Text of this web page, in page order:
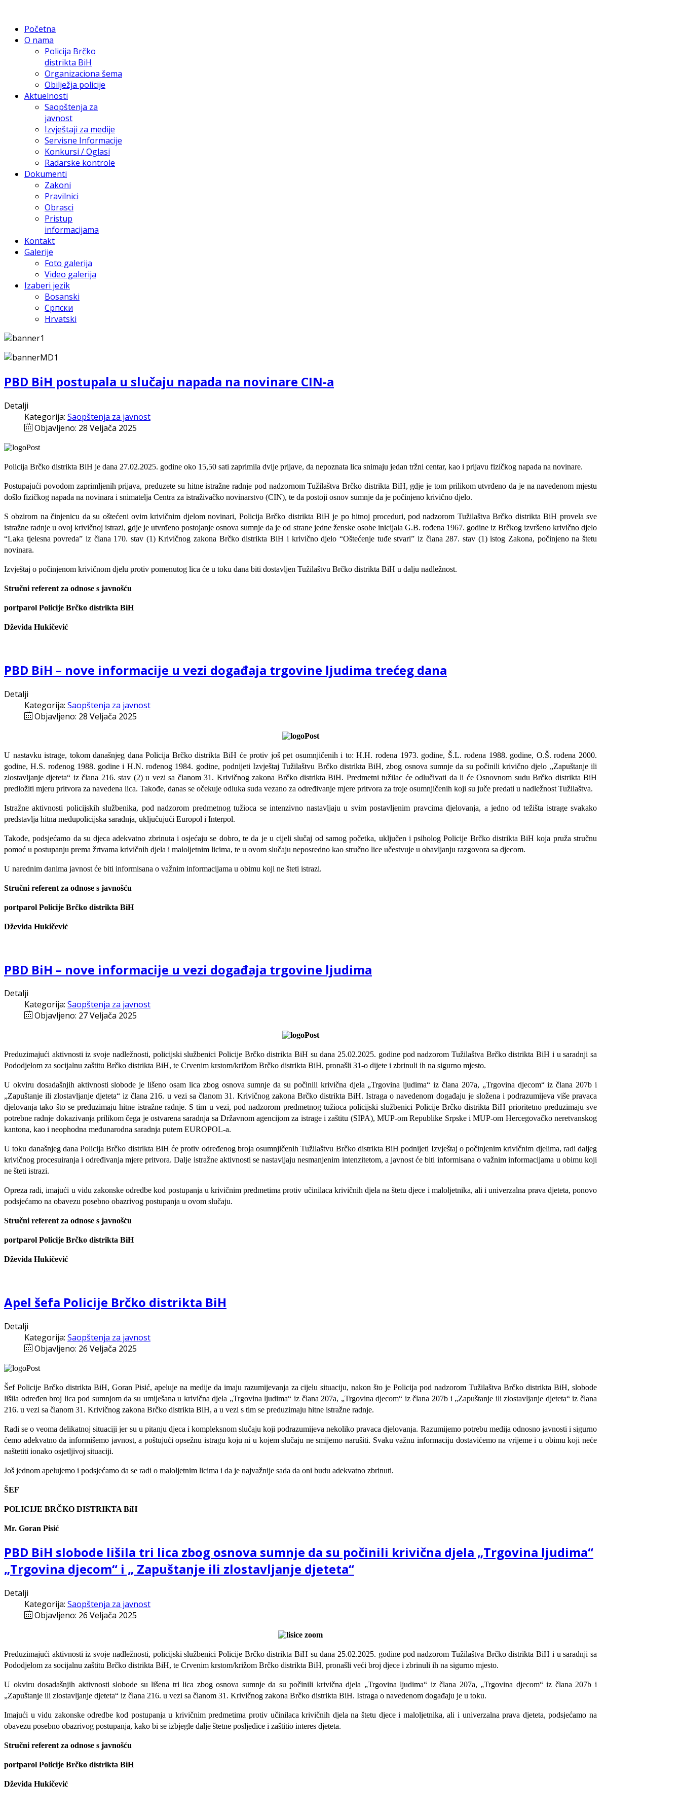
Početna
O nama
Policija Brčko
distrikta BiH
Organizaciona šema
Obilježja policije
Aktuelnosti
Saopštenja za
javnost
Izvještaji za medije
Servisne Informacije
Konkursi / Oglasi
Radarske kontrole
Dokumenti
Zakoni
Pravilnici
Obrasci
Pristup
informacijama
Kontakt
Galerije
Foto galerija
Video galerija
Izaberi jezik
Bosanski
Српски
Hrvatski
PBD BiH postupala u slučaju napada na novinare CIN-a
Detalji
Kategorija: Saopštenja za javnost
Objavljeno: 28 Veljača 2025
Policija Brčko distrikta BiH je dana 27.02.2025. godine oko 15,50 sati zaprimila dvije prijave, da nepoznata lica snimaju jedan tržni centar, kao i prijavu fizičkog napada na novinare.
Postupajući povodom zaprimljenih prijava, preduzete su hitne istražne radnje pod nadzornom Tužilaštva Brčko distrikta BiH, gdje je tom prilikom utvrđeno da je na navedenom mjestu
došlo fizičkog napada na novinara i snimatelja Centra za istraživačko novinarstvo (CIN), te da postoji osnov sumnje da je počinjeno krivično djelo.
S obzirom na činjenicu da su oštećeni ovim krivičnim djelom novinari, Policija Brčko distrikta BiH je po hitnoj proceduri, pod nadzorom Tužilaštva Brčko distrikta BiH provela sve
istražne radnje u ovoj krivičnoj istrazi, gdje je utvrđeno postojanje osnova sumnje da je od strane jedne ženske osobe inicijala G.B. rođena 1967. godine iz Brčkog izvršeno krivično djelo
“Laka tjelesna povreda” iz člana 170. stav (1) Krivičnog zakona Brčko distrikta BiH i krivično djelo “Oštećenje tuđe stvari” iz člana 287. stav (1) istog Zakona, počinjeno na štetu
novinara.
Izvještaj o počinjenom krivičnom djelu protiv pomenutog lica će u toku dana biti dostavljen Tužilaštvu Brčko distrikta BiH u dalju nadležnost.
Stručni referent za odnose s javnošću
portparol Policije Brčko distrikta BiH
Dževida Hukičević
PBD BiH – nove informacije u vezi događaja trgovine ljudima trećeg dana
Detalji
Kategorija: Saopštenja za javnost
Objavljeno: 28 Veljača 2025
U nastavku istrage, tokom današnjeg dana Policija Brčko distrikta BiH će protiv još pet osumnjičenih i to: H.H. rođena 1973. godine, Š.L. rođena 1988. godine, O.Š. rođena 2000.
godine, H.S. rođenog 1988. godine i H.N. rođenog 1984. godine, podnijeti Izvještaj Tužilaštvu Brčko distrikta BiH, zbog osnova sumnje da su počinili krivično djelo „Zapuštanje ili
zlostavljanje djeteta“ iz člana 216. stav (2) u vezi sa članom 31. Krivičnog zakona Brčko distrikta BiH. Predmetni tužilac će odlučivati da li će Osnovnom sudu Brčko distrikta BiH
predložiti mjeru pritvora za navedena lica. Takođe, danas se očekuje odluka suda vezano za određivanje mjere pritvora za troje osumnjičenih koji su juče predati u nadležnost Tužilaštva.
Istražne aktivnosti policijskih službenika, pod nadzorom predmetnog tužioca se intenzivno nastavljaju u svim postavljenim pravcima djelovanja, a jedno od težišta istrage svakako
predstavlja hitna međupolicijska saradnja, uključujući Europol i Interpol.
Takođe, podsjećamo da su djeca adekvatno zbrinuta i osjećaju se dobro, te da je u cijeli slučaj od samog početka, uključen i psiholog Policije Brčko distrikta BiH koja pruža stručnu
pomoć u postupanju prema žrtvama krivičnih djela i maloljetnim licima, te u ovom slučaju neposredno kao stručno lice učestvuje u obavljanju razgovora sa djecom.
U narednim danima javnost će biti informisana o važnim informacijama u obimu koji ne šteti istrazi.
Stručni referent za odnose s javnošću
portparol Policije Brčko distrikta BiH
Dževida Hukičević
PBD BiH – nove informacije u vezi događaja trgovine ljudima
Detalji
Kategorija: Saopštenja za javnost
Objavljeno: 27 Veljača 2025
Preduzimajući aktivnosti iz svoje nadležnosti, policijski službenici Policije Brčko distrikta BiH su dana 25.02.2025. godine pod nadzorom Tužilaštva Brčko distrikta BiH i u saradnji sa
Pododjelom za socijalnu zaštitu Brčko distrikta BiH, te Crvenim krstom/križom Brčko distrikta BiH, pronašli 31-o dijete i zbrinuli ih na sigurno mjesto.
U okviru dosadašnjih aktivnosti slobode je lišeno osam lica zbog osnova sumnje da su počinili krivična djela „Trgovina ljudima“ iz člana 207a, „Trgovina djecom“ iz člana 207b i
„Zapuštanje ili zlostavljanje djeteta“ iz člana 216. u vezi sa članom 31. Krivičnog zakona Brčko distrikta BiH. Istraga o navedenom događaju je složena i podrazumijeva više pravaca
djelovanja tako što se preduzimaju hitne istražne radnje. S tim u vezi, pod nadzorom predmetnog tužioca policijski službenici Policije Brčko distrikta BiH prioritetno preduzimaju sve
potrebne radnje dokazivanja prilikom čega je ostvarena saradnja sa Državnom agencijom za istrage i zaštitu (SIPA), MUP-om Republike Srpske i MUP-om Hercegovačko neretvanskog
kantona, kao i neophodna međunarodna saradnja putem EUROPOL-a.
U toku današnjeg dana Policija Brčko distrikta BiH će protiv određenog broja osumnjičenih Tužilaštvu Brčko distrikta BiH podnijeti Izvještaj o počinjenim krivičnim djelima, radi daljeg
krivičnog procesuiranja i određivanja mjere pritvora. Dalje istražne aktivnosti se nastavljaju nesmanjenim intenzitetom, a javnost će biti informisana o važnim informacijama u obimu koji
ne šteti istrazi.
Opreza radi, imajući u vidu zakonske odredbe kod postupanja u krivičnim predmetima protiv učinilaca krivičnih djela na štetu djece i maloljetnika, ali i univerzalna prava djeteta, ponovo
podsjećamo na obavezu posebno obazrivog postupanja u ovom slučaju.
Stručni referent za odnose s javnošću
portparol Policije Brčko distrikta BiH
Dževida Hukičević
Apel šefa Policije Brčko distrikta BiH
Detalji
Kategorija: Saopštenja za javnost
Objavljeno: 26 Veljača 2025
Šef Policije Brčko distrikta BiH, Goran Pisić, apeluje na medije da imaju razumijevanja za cijelu situaciju, nakon što je Policija pod nadzorom Tužilaštva Brčko distrikta BiH, slobode
lišila određen broj lica pod sumnjom da su umiješana u krivična djela „Trgovina ljudima“ iz člana 207a, „Trgovina djecom“ iz člana 207b i „Zapuštanje ili zlostavljanje djeteta“ iz člana
216. u vezi sa članom 31. Krivičnog zakona Brčko distrikta BiH, a u vezi s tim se preduzimaju hitne istražne radnje.
Radi se o veoma delikatnoj situaciji jer su u pitanju djeca i kompleksnom slučaju koji podrazumijeva nekoliko pravaca djelovanja. Razumijemo potrebu medija odnosno javnosti i sigurno
ćemo adekvatno da informišemo javnost, a poštujući opsežnu istragu koju ni u kojem slučaju ne smijemo narušiti. Svaku važnu informaciju dostavićemo na vrijeme i u obimu koji neće
naštetiti ionako osjetljivoj situaciji.
Još jednom apelujemo i podsjećamo da se radi o maloljetnim licima i da je najvažnije sada da oni budu adekvatno zbrinuti.
ŠEF
POLICIJE BRČKO DISTRIKTA BiH
Mr. Goran Pisić
PBD BiH slobode lišila tri lica zbog osnova sumnje da su počinili krivična djela „Trgovina ljudima“
„Trgovina djecom“ i „ Zapuštanje ili zlostavljanje djeteta“
Detalji
Kategorija: Saopštenja za javnost
Objavljeno: 26 Veljača 2025
Preduzimajući aktivnosti iz svoje nadležnosti, policijski službenici Policije Brčko distrikta BiH su dana 25.02.2025. godine pod nadzorom Tužilaštva Brčko distrikta BiH i u saradnji sa
Pododjelom za socijalnu zaštitu Brčko distrikta BiH, te Crvenim krstom/križom Brčko distrikta BiH, pronašli veći broj djece i zbrinuli ih na sigurno mjesto.
U okviru dosadašnjih aktivnosti slobode su lišena tri lica zbog osnova sumnje da su počinili krivična djela „Trgovina ljudima“ iz člana 207a, „Trgovina djecom“ iz člana 207b i
„Zapuštanje ili zlostavljanje djeteta“ iz člana 216. u vezi sa članom 31. Krivičnog zakona Brčko distrikta BiH. Istraga o navedenom događaju je u toku.
Imajući u vidu zakonske odredbe kod postupanja u krivičnim predmetima protiv učinilaca krivičnih djela na štetu djece i maloljetnika, ali i univerzalna prava djeteta, podsjećamo na
obavezu posebno obazrivog postupanja, kako bi se izbjegle dalje štetne posljedice i zaštitio interes djeteta.
Stručni referent za odnose s javnošću
portparol Policije Brčko distrikta BiH
Dževida Hukičević